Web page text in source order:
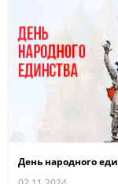
День народного